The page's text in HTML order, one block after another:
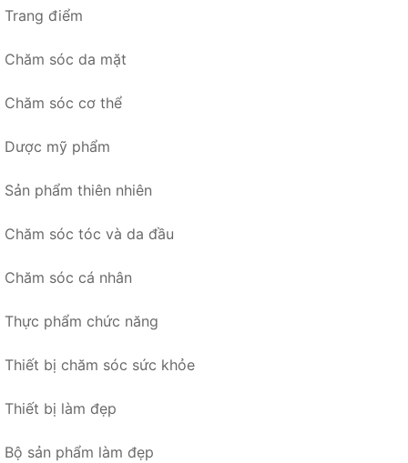
Trang điểm
Chăm sóc da mặt
Chăm sóc cơ thể
Dược mỹ phẩm
Sản phẩm thiên nhiên
Chăm sóc tóc và da đầu
Chăm sóc cá nhân
Thực phẩm chức năng
Thiết bị chăm sóc sức khỏe
Thiết bị làm đẹp
Bộ sản phẩm làm đẹp